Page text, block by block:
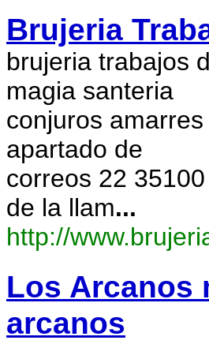
Brujeria
brujeria trabajos
magia santeria
conjuros
apartado de
correos 22
de la llam...
http://
Los Arcanos
arcanos